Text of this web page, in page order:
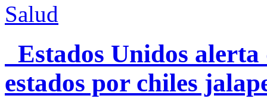
Salud
Estados Unidos alerta
estados por chiles